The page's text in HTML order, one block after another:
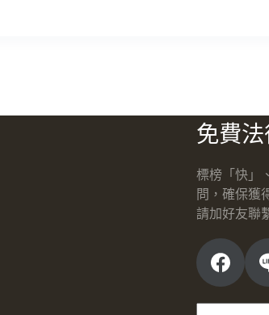
免費
標榜「快」
問，確保獲
請加好友聯